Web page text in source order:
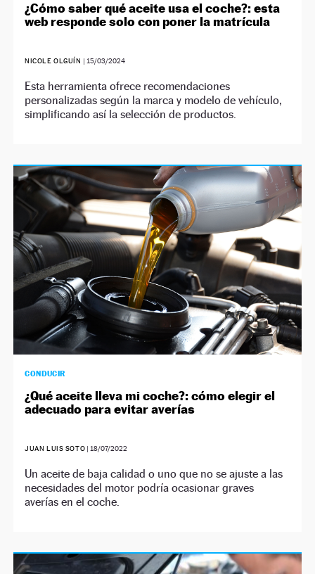
¿Cómo saber qué aceite usa el coche?: esta
web responde solo con poner la matrícula
NICOLE OLGUÍN | 15/03/2024
Esta herramienta ofrece recomendaciones
personalizadas según la marca y modelo de vehículo,
simplificando así la selección de productos.
CONDUCIR
¿Qué aceite lleva mi coche?: cómo elegir el
adecuado para evitar averías
JUAN LUIS SOTO | 18/07/2022
Un aceite de baja calidad o uno que no se ajuste a las
necesidades del motor podría ocasionar graves
averías en el coche.